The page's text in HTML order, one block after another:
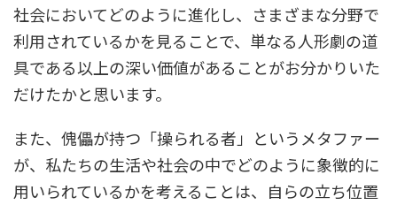
社会においてどのように進化し、さまざまな分野で
利用されているかを見ることで、単なる人形劇の道
具である以上の深い価値があることがお分かりいた
だけたかと思います。
また、傀儡が持つ「操られる者」というメタファー
が、私たちの生活や社会の中でどのように象徴的に
用いられているかを考えることは、自らの立ち位置